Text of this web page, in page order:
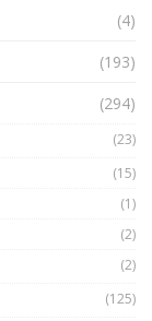
(4)
(193)
(294)
(23)
(15)
(1)
(2)
(2)
(125)